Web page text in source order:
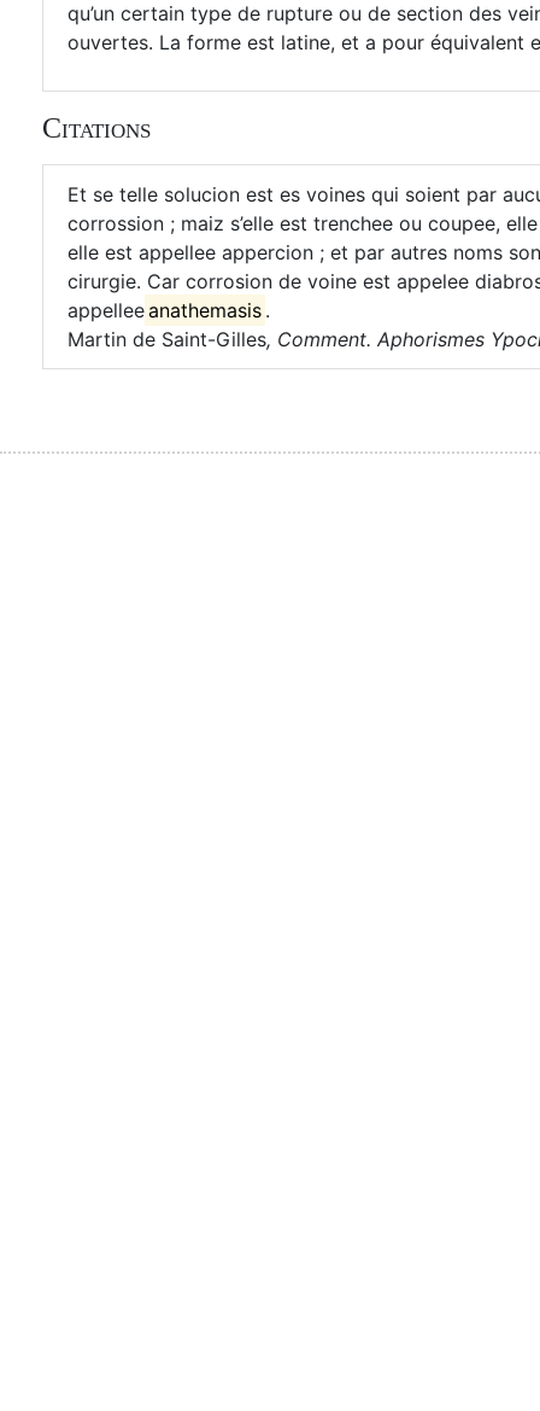
qu’un certain type de rupture ou de section des
ouvertes. La forme est latine, et a pour équivalent
Citations
Et se telle solucion est es voines qui soient par
corrossion ; maiz s’elle est trenchee ou coupee,
elle est appellee appercion ; et par autres noms
cirurgie. Car corrosion de voine est appelee
appelleeanathemasis .
Martin de Saint-Gilles, Comment. Aphorismes